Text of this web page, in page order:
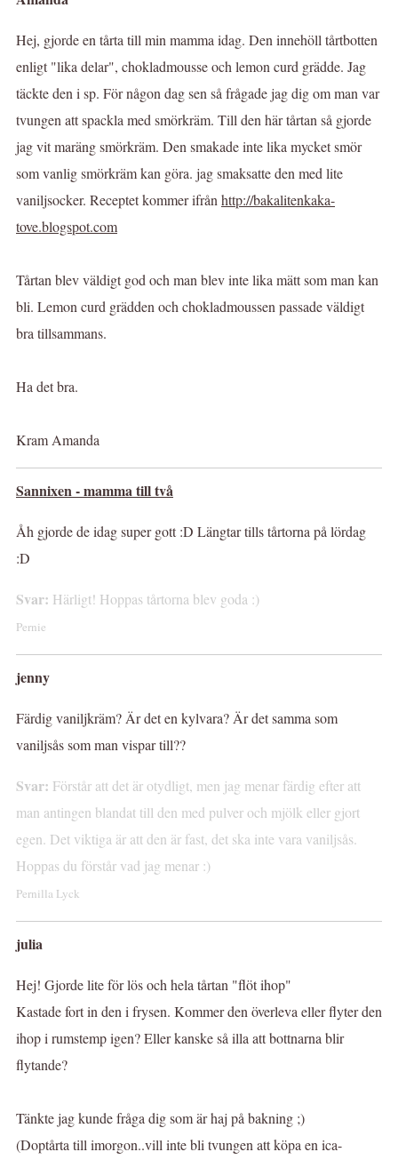
Hej, gjorde en tårta till min mamma idag. Den innehöll tårtbotten
enligt "lika delar", chokladmousse och lemon curd grädde. Jag
täckte den i sp. För någon dag sen så frågade jag dig om man var
tvungen att spackla med smörkräm. Till den här tårtan så gjorde
jag vit maräng smörkräm. Den smakade inte lika mycket smör
som vanlig smörkräm kan göra. jag smaksatte den med lite
vaniljsocker. Receptet kommer ifrån http://bakalitenkaka-
tove.blogspot.com
Tårtan blev väldigt god och man blev inte lika mätt som man kan
bli. Lemon curd grädden och chokladmoussen passade väldigt
bra tillsammans.
Ha det bra.
Kram Amanda
Sannixen - mamma till två
Åh gjorde de idag super gott :D Längtar tills tårtorna på lördag
:D
Svar: Härligt! Hoppas tårtorna blev goda :)
Pernie
jenny
Färdig vaniljkräm? Är det en kylvara? Är det samma som
vaniljsås som man vispar till??
Svar: Förstår att det är otydligt, men jag menar färdig efter att
man antingen blandat till den med pulver och mjölk eller gjort
egen. Det viktiga är att den är fast, det ska inte vara vaniljsås.
Hoppas du förstår vad jag menar :)
Pernilla Lyck
julia
Hej! Gjorde lite för lös och hela tårtan "flöt ihop"
Kastade fort in den i frysen. Kommer den överleva eller flyter den
ihop i rumstemp igen? Eller kanske så illa att bottnarna blir
flytande?
Tänkte jag kunde fråga dig som är haj på bakning ;)
(Doptårta till imorgon..vill inte bli tvungen att köpa en ica-